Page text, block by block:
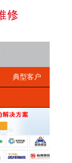
典型客户